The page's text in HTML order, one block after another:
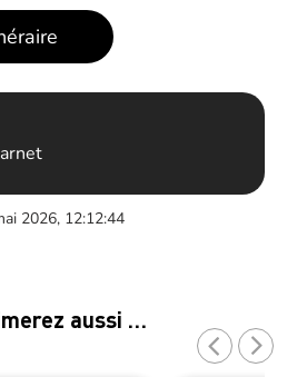
2026, 12:12:44
aussi …